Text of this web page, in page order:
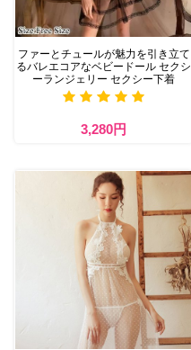
ファーとチュールが魅力を引き立て
るバレエコアなベビードール セクシ
ーランジェリー セクシー下着
3,280円